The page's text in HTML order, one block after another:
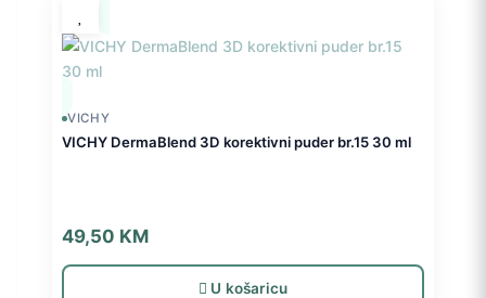
VICHY
VICHY DermaBlend 3D korektivni puder br.15 30 ml
49,50 KM
U košaricu